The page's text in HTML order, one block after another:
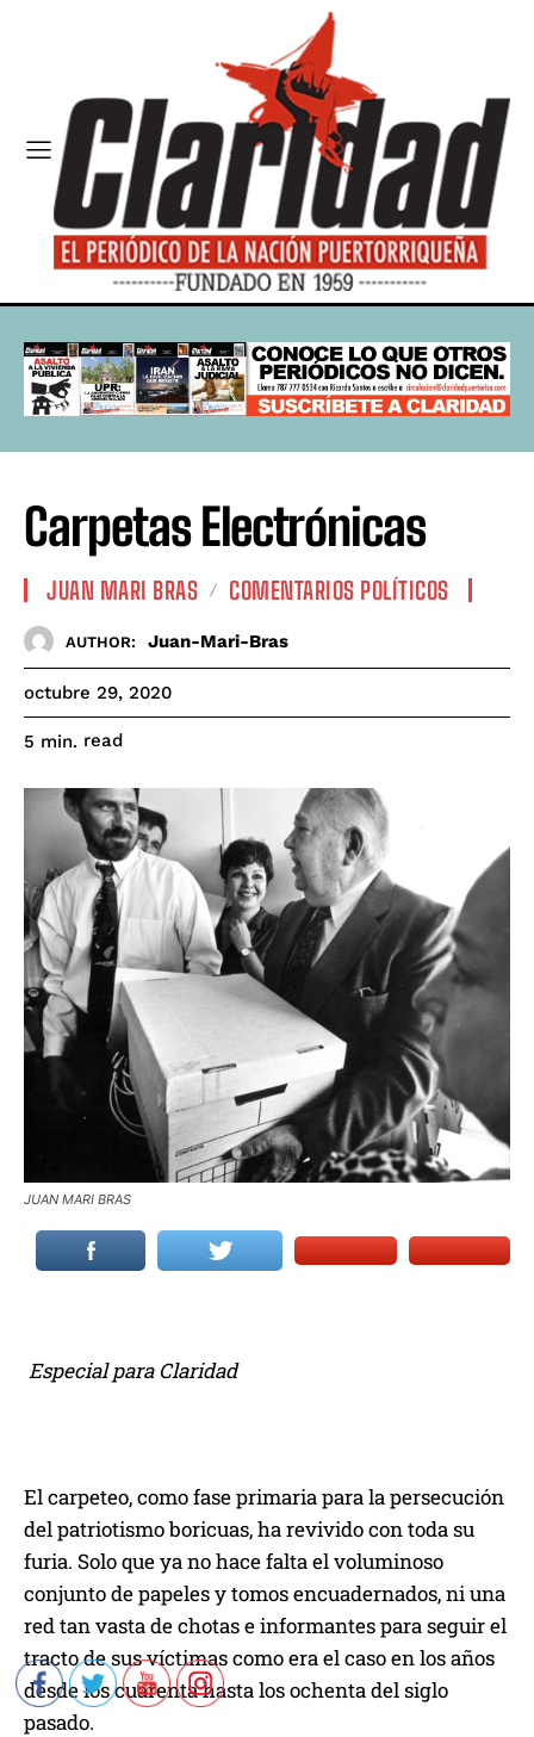
Carpetas Electrónicas
JUAN MARI BRAS COMENTARIOS POLÍTICOS
AUTHOR: Juan-Mari-Bras
octubre 29, 2020
5 min. read
JUAN MARI BRAS
Especial para Claridad
El carpeteo, como fase primaria para la persecución
del patriotismo boricuas, ha revivido con toda su
furia. Solo que ya no hace falta el voluminoso
conjunto de papeles y tomos encuadernados, ni una
red tan vasta de chotas e informantes para seguir el
tracto de sus víctimas como era el caso en los años
desde los cuarenta hasta los ochenta del siglo
pasado.